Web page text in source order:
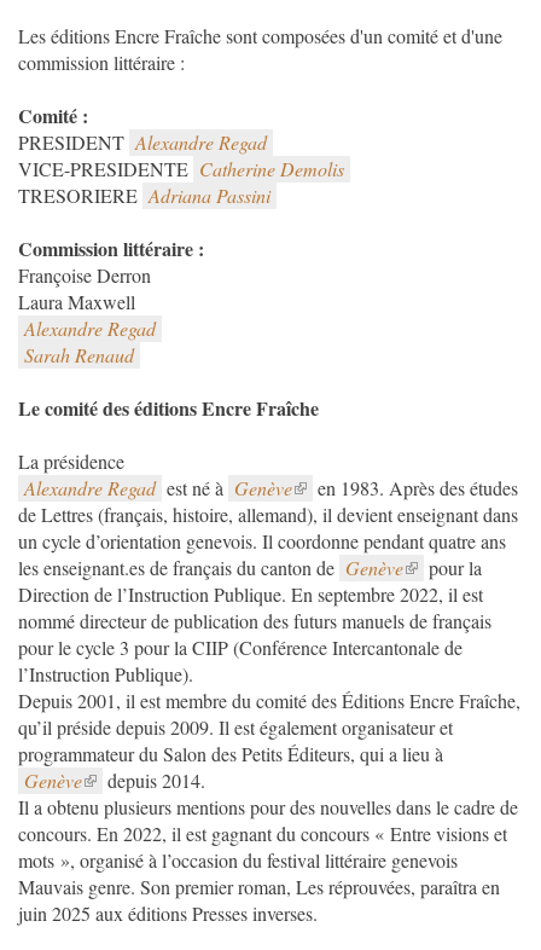
Les éditions Encre Fraîche sont composées d'un comité et d'une
commission littéraire :
Comité :
PRESIDENT Alexandre Regad
VICE-PRESIDENTE Catherine Demolis
TRESORIERE Adriana Passini
Commission littéraire :
Françoise Derron
Laura Maxwell
Alexandre Regad
Sarah Renaud
Le comité des éditions Encre Fraîche
La présidence
Alexandre Regad est né à Genève
en 1983. Après des études
de Lettres (français, histoire, allemand), il devient enseignant dans
un cycle d’orientation genevois. Il coordonne pendant quatre ans
les enseignant.es de français du canton de Genève
pour la
Direction de l’Instruction Publique. En septembre 2022, il est
nommé directeur de publication des futurs manuels de français
pour le cycle 3 pour la CIIP (Conférence Intercantonale de
l’Instruction Publique).
Depuis 2001, il est membre du comité des Éditions Encre Fraîche,
qu’il préside depuis 2009. Il est également organisateur et
programmateur du Salon des Petits Éditeurs, qui a lieu à
Genève
depuis 2014.
Il a obtenu plusieurs mentions pour des nouvelles dans le cadre de
concours. En 2022, il est gagnant du concours « Entre visions et
mots », organisé à l’occasion du festival littéraire genevois
Mauvais genre. Son premier roman, Les réprouvées, paraîtra en
juin 2025 aux éditions Presses inverses.